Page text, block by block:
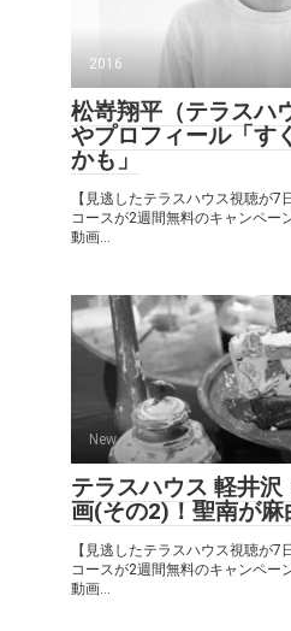
2016
松嵜翔平（テラスハ
やプロフィール「す
かも」
【見逃したテラスハウス視聴が
コースが2週間無料のキャンペ
動画...
New
テラスハウス 軽井
画(その2)！聖南が麻
【見逃したテラスハウス視聴が
コースが2週間無料のキャンペ
動画...